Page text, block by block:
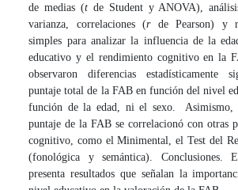
de medias (tde Student y ANOVA),
varianza, correlaciones (rde Pearson) y
simples para analizar la influencia de la
educativo y el rendimiento cognitivo en la
observaron diferencias estadísticamente
puntaje total de la FAB en función del nivel
función de la edad, ni el sexo. Asimismo,
puntaje de la FAB se correlacionó con otras
cognitivo, como el Minimental, el Test del
(fonológica y semántica). Conclusiones.
presenta resultados que señalan la